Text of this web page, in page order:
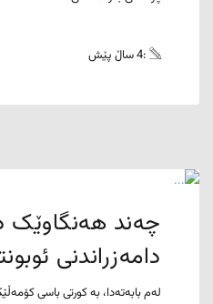
:4 ساڵ پێش
چەند هەنگاوێک
دامەزراندنی ئوبونتوی
لەم بابەتەدا، بە کورتی باسی